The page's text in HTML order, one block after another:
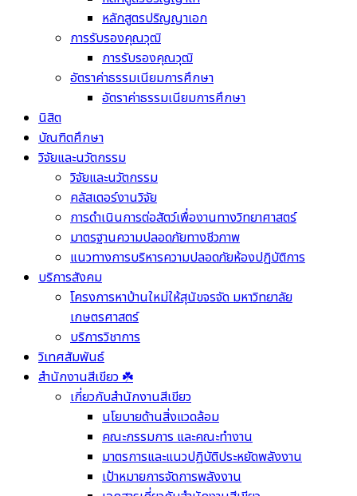
หลักสูตรปริญญาเอก
การรับรองคุณวุฒิ
การรับรองคุณวุฒิ
อัตราค่าธรรมเนียมการศึกษา
อัตราค่าธรรมเนียมการศึกษา
นิสิต
บัณฑิตศึกษา
วิจัยและนวัตกรรม
วิจัยและนวัตกรรม
คลัสเตอร์งานวิจัย
การดำเนินการต่อสัตว์เพื่องานทางวิทยาศาสตร์
มาตรฐานความปลอดภัยทางชีวภาพ
แนวทางการบริหารความปลอดภัยห้องปฏิบัติการ
บริการสังคม
โครงการหาบ้านใหม่ให้สุนัขจรจัด มหาวิทยาลัย
เกษตรศาสตร์
บริการวิชาการ
วิเทศสัมพันธ์
สำนักงานสีเขียว ☘️
เกี่ยวกับสำนักงานสีเขียว
นโยบายด้านสิ่งแวดล้อม
คณะกรรมการ และคณะทำงาน
มาตรการและแนวปฏิบัติประหยัดพลังงาน
เป้าหมายการจัดการพลังงาน